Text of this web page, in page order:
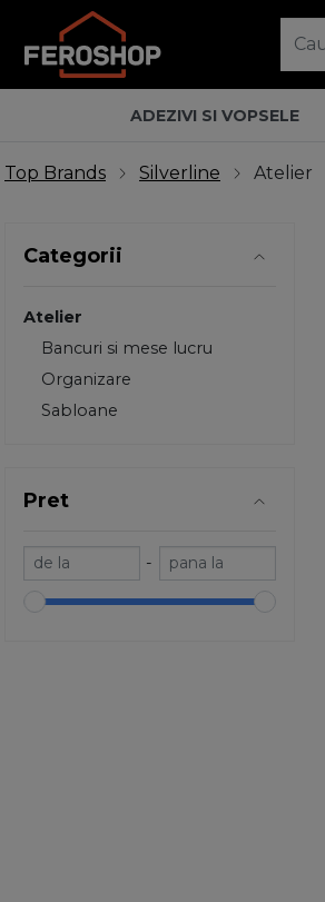
ADEZIVI SI VOPSELE
Top Brands Silverline Atelier
Categorii
Atelier
Bancuri si mese lucru
Organizare
Sabloane
Pret
-